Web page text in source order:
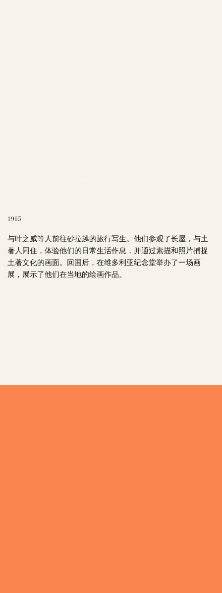
1965
与叶之威等人前往砂拉越的旅行写生。他们参观了长屋，与土
著人同住，体验他们的日常生活作息，并通过素描和照片捕捉
土著文化的画面。回国后，在维多利亚纪念堂举办了一场画
展，展示了他们在当地的绘画作品。